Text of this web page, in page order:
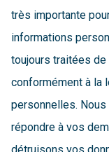
très importante
informations
toujours traitées
conformément à la
personnelles. Nous
répondre à vos